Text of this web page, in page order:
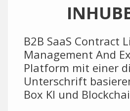
B2B SaaS Contract
Management And
Platform mit einer
Unterschrift
Box KI und